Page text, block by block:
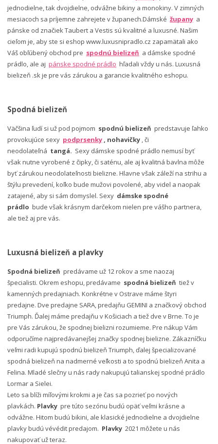
jednodielne, tak dvojdielne, odvážne bikiny a monokiny. V zimných
mesiacoch sa príjemne zahrejete v županech.Dámské župany a
pánske od značiek Taubert a Vestis sú kvalitné a luxusné. Našim
cieľom je, aby ste si eshop www.luxusnipradlo.cz zapamätali ako
Váš obľúbený obchod pre spodnú bielizeň a dámske spodné
prádlo, ale aj pánske spodné prádlo hľadali vždy u nás. Luxusná
bielizeň .sk je pre vás zárukou a garancie kvalitného eshopu.
Spodná bielizeň
Väčšina ľudí si už pod pojmom spodnú bielizeň predstavuje ľahko
provokujúce sexy podprsenky , nohavičky , či
neodolateľná tangá. Sexy dámske spodné prádlo nemusí byť
však nutne vyrobené z čipky, či saténu, ale aj kvalitná bavlna môže
byť zárukou neodolateľnosti bielizne. Hlavne však záleží na strihu a
štýlu prevedení, koľko bude mužovi povolené, aby videl a naopak
zatajené, aby si sám domyslel. Sexy dámske spodné
prádlo bude však krásnym darčekom nielen pre vášho partnera,
ale tiež aj pre vás.
Luxusná bielizeň a plavky
Spodná bielizeň predávame už 12 rokov a sme naozaj
špecialisti. Okrem eshopu, predávame spodná bielizeň tiež v
kamenných predajniach. Konkrétne v Ostrave máme štyri
predajne. Dve predajne SARA, predajňu GEMINI a značkový obchod
Triumph. Ďalej máme predajňu v Košiciach a tiež dve v Brne. To je
pre Vás zárukou, že spodnej bielizni rozumieme. Pre nákup Vám
odporučíme najpredávanejšej značky spodnej bielizne. Zákazníčku
veľmi radi kupujú spodnú bielizeň Triumph, ďalej špecializované
spodná bielizeň na nadmerné veľkosti a to spodnú bielizeň Anita a
Felina. Mladé slečny u nás rady nakupujú talianskej spodné prádlo
Lormar a Sielei.
Leto sa blíži míľovými krokmi a je čas sa pozrieť po nových
plavkách. Plavky pre túto sezónu budú opäť veľmi krásne a
odvážne. Hitom budú bikini, ale klasické jednodielne a dvojdielne
plavky budú vévédit predajom. Plavky 2021 môžete u nás
nakupovať už teraz.